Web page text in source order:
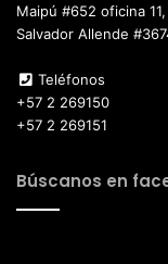
Maipú #652 oficina
Salvador Allende
Teléfonos
+57 2 269150
+57 2 269151
Búscanos en